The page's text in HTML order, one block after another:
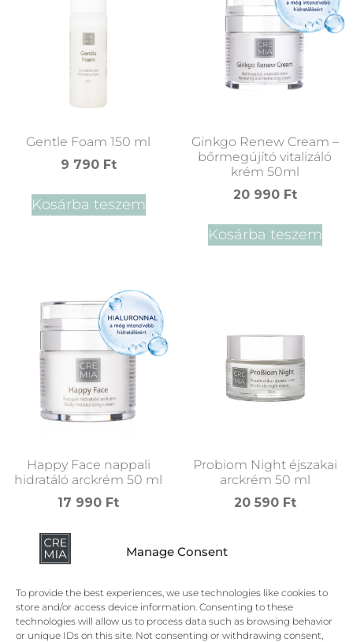
Manage Consent
To provide the best experiences, we use technologies like cookies to
store and/or access device information. Consenting to these
technologies will allow us to process data such as browsing behavior
or unique IDs on this site. Not consenting or withdrawing consent,
Gentle Foam 150 ml
9 790 Ft
Kosárba teszem
Ginkgo Renew Cream –
bőrmegújító vitalizáló
krém 50ml
20 990 Ft
Kosárba teszem
Happy Face nappali
hidratáló arckrém 50 ml
17 990 Ft
Kosárba teszem
Probiom Night éjszakai
arckrém 50 ml
20 590 Ft